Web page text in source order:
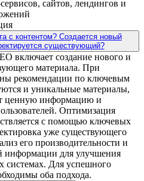
сайтов, лендингов и
с контентом? Создается новый
существующий?
включает создание нового и
материала. При
рекомендации по ключевым
и уникальные материалы,
ценную информацию и
Оптимизация
с помощью ключевых
уже существующего
его производительности и
информации для улучшения
системах. Для успешного
оба подхода.